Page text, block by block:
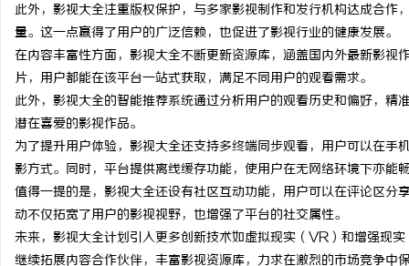
此外，影视大全注重版权保护，与多家影视制作和发行机构达成合
量。这一点赢得了用户的广泛信赖，也促进了影视行业的健康发展。
在内容丰富性方面，影视大全不断更新资源库，涵盖国内外最新影
片，用户都能在该平台一站式获取，满足不同用户的观看需求。
此外，影视大全的智能推荐系统通过分析用户的观看历史和偏好，
潜在喜爱的影视作品。
为了提升用户体验，影视大全还支持多终端同步观看，用户可以在
影方式。同时，平台提供离线缓存功能，使用户在无网络环境下亦能
值得一提的是，影视大全还设有社区互动功能，用户可以在评论区
动不仅拓宽了用户的影视视野，也增强了平台的社交属性。
未来，影视大全计划引入更多创新技术如虚拟现实（VR）和增强现
继续拓展内容合作伙伴，丰富影视资源库，力求在激烈的市场竞争中